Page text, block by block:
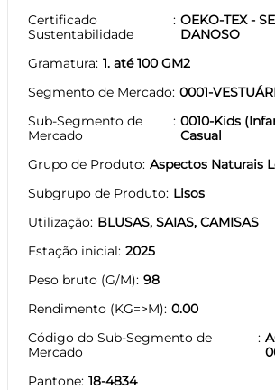
Certificado
Sustentabilidade
OEKO-TEX -
DANOSO
Gramatura 1. até 100 GM2
Segmento de Mercado 0001-
Sub-Segmento de
Mercado
0010-Kids
Casual
Grupo de Produto Aspectos Naturais
Subgrupo de Produto Lisos
Utilização BLUSAS, SAIAS, CAMISAS
Estação inicial 2025
Peso bruto (G/M) 98
Rendimento (KG=>M) 0.00
Código do Sub-Segmento de
Mercado
Pantone 18-4834